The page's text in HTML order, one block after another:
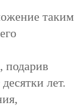
таким
подарив
лет.